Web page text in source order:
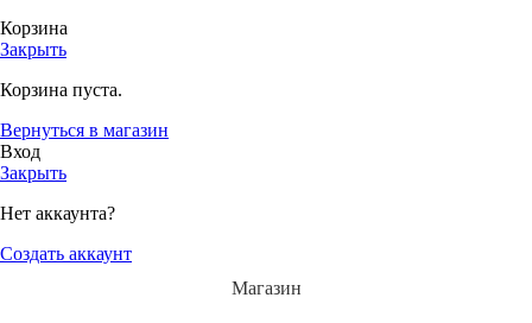
Корзина
Закрыть
Корзина пуста.
Вернуться в магазин
Вход
Закрыть
Нет аккаунта?
Создать аккаунт
Магазин